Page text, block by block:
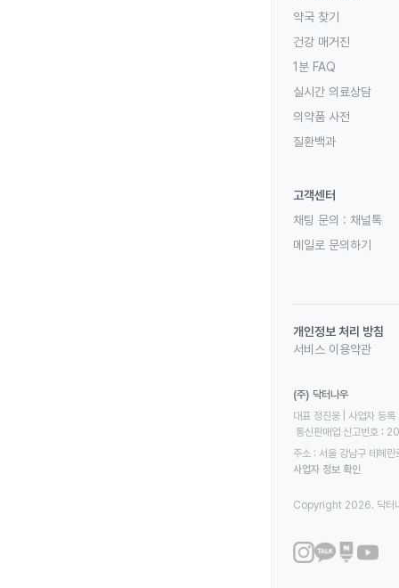
약국 찾기
건강 매거진
1분 FAQ
실시간 의료상담
의약품 사전
질환백과
고객센터
채팅 문의 : 채널톡
메일로 문의하기
개인정보 처리 방침
서비스 이용약관
(주) 닥터나우
대표 정진웅 | 사업자
통신판매업 신고번호
주소 : 서울 강남구 테헤
사업자 정보 확인
Copyright 2026. 닥터